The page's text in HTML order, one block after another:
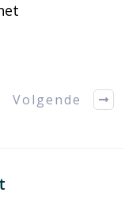
Volgende